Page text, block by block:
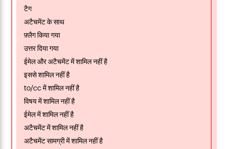
टैग
अटैचमेंट के साथ
फ़्लैग किया गया
उत्तर दिया गया
ईमेल और अटैचमेंट में शामिल नहीं है
इससे शामिल नहीं है
to/cc में शामिल नहीं है
विषय में शामिल नहीं है
ईमेल में शामिल नहीं है
अटैचमेंट में शामिल नहीं है
अटैचमेंट सामग्री में शामिल नहीं है